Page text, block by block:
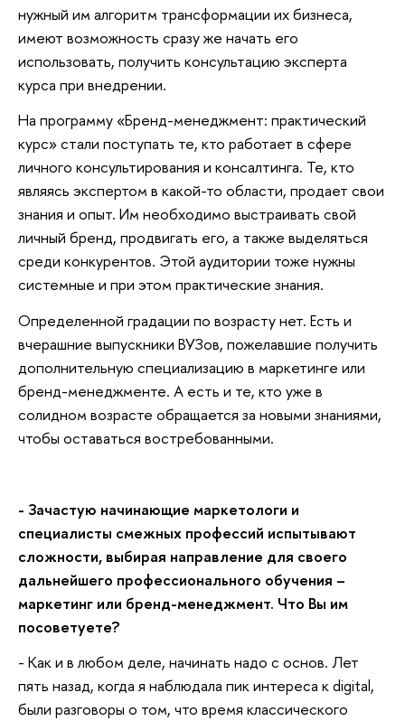
нужный им алгоритм трансформации их бизнеса,
имеют возможность сразу же начать его
использовать, получить консультацию эксперта
курса при внедрении.
На программу «Бренд-менеджмент: практический
курс» стали поступать те, кто работает в сфере
личного консультирования и консалтинга. Те, кто
являясь экспертом в какой-то области, продает свои
знания и опыт. Им необходимо выстраивать свой
личный бренд, продвигать его, а также выделяться
среди конкурентов. Этой аудитории тоже нужны
системные и при этом практические знания.
Определенной градации по возрасту нет. Есть и
вчерашние выпускники ВУЗов, пожелавшие получить
дополнительную специализацию в маркетинге или
бренд-менеджменте. А есть и те, кто уже в
солидном возрасте обращается за новыми знаниями,
чтобы оставаться востребованными.
- Зачастую начинающие маркетологи и
специалисты смежных профессий испытывают
сложности, выбирая направление для своего
дальнейшего профессионального обучения –
маркетинг или бренд-менеджмент. Что Вы им
посоветуете?
- Как и в любом деле, начинать надо с основ. Лет
пять назад, когда я наблюдала пик интереса к digital,
были разговоры о том, что время классического